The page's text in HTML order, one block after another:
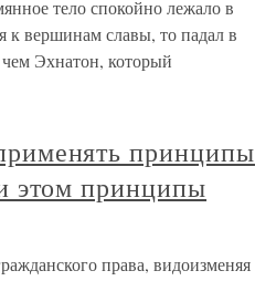
тело спокойно лежало в
к вершинам славы, то падал в
Эхнатон, который
принципы
этом принципы
права, видоизменяя